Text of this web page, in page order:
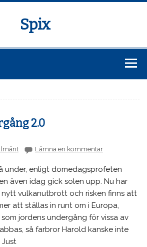
Spix
2.0
Lämna en kommentar
under, enligt domedagsprofeten
även idag gick solen upp. Nu har
vulkanutbrott och risken finns att
att ställas in runt om i Europa,
jordens undergång för vissa av
så farbror Harold kanske inte